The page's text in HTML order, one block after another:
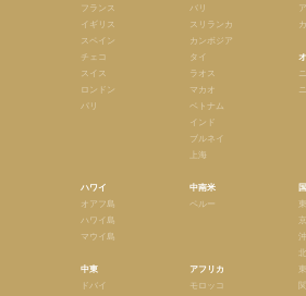
フランス
イギリス
スペイン
チェコ
スイス
ロンドン
パリ
ハワイ
オアフ島
ハワイ島
マウイ島
中東
ドバイ
バリ
スリランカ
カンボジア
タイ
ラオス
マカオ
ベトナム
インド
ブルネイ
上海
中南米
ペルー
アフリカ
モロッコ